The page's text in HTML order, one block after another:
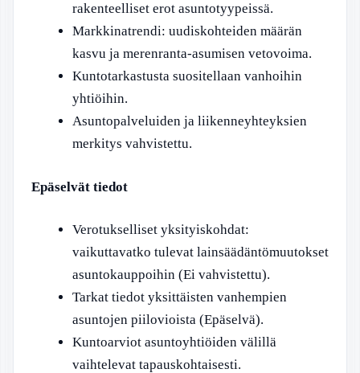
rakenteelliset erot asuntotyypeissä.
Markkinatrendi: uudiskohteiden määrän
kasvu ja merenranta-asumisen vetovoima.
Kuntotarkastusta suositellaan vanhoihin
yhtiöihin.
Asuntopalveluiden ja liikenneyhteyksien
merkitys vahvistettu.
Epäselvät tiedot
Verotukselliset yksityiskohdat:
vaikuttavatko tulevat lainsäädäntömuutokset
asuntokauppoihin (Ei vahvistettu).
Tarkat tiedot yksittäisten vanhempien
asuntojen piilovioista (Epäselvä).
Kuntoarviot asuntoyhtiöiden välillä
vaihtelevat tapauskohtaisesti.